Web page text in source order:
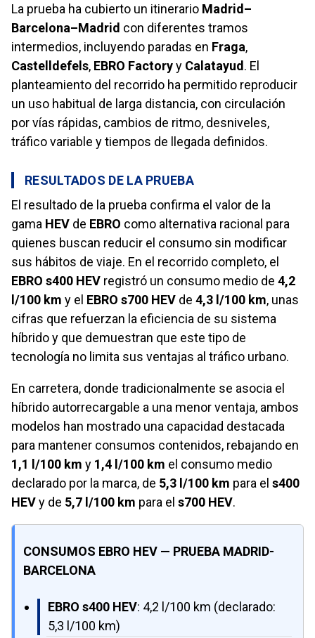
La prueba ha cubierto un itinerario Madrid–
Barcelona–Madrid con diferentes tramos
intermedios, incluyendo paradas en Fraga,
Castelldefels, EBRO Factoryy Calatayud. El
planteamiento del recorrido ha permitido reproducir
un uso habitual de larga distancia, con circulación
por vías rápidas, cambios de ritmo, desniveles,
tráfico variable y tiempos de llegada definidos.
RESULTADOS DE LA PRUEBA
El resultado de la prueba confirma el valor de la
gama HEV de EBRO como alternativa racional para
quienes buscan reducir el consumo sin modificar
sus hábitos de viaje. En el recorrido completo, el
EBRO s400 HEV registró un consumo medio de 4,2
l/100 km y el EBRO s700 HEV de 4,3 l/100 km, unas
cifras que refuerzan la eficiencia de su sistema
híbrido y que demuestran que este tipo de
tecnología no limita sus ventajas al tráfico urbano.
En carretera, donde tradicionalmente se asocia el
híbrido autorrecargable a una menor ventaja, ambos
modelos han mostrado una capacidad destacada
para mantener consumos contenidos, rebajando en
1,1 l/100 km y 1,4 l/100 km el consumo medio
declarado por la marca, de 5,3 l/100 km para el s400
HEVy de 5,7 l/100 km para el s700 HEV.
CONSUMOS EBRO HEV — PRUEBA MADRID-
BARCELONA
EBRO s400 HEV: 4,2 l/100 km (declarado:
5,3 l/100 km)